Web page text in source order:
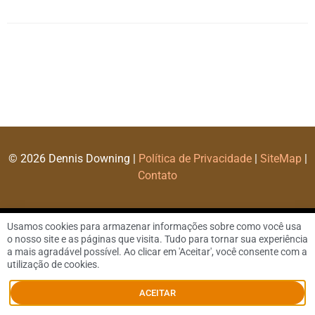
© 2026 Dennis Downing | Política de Privacidade| SiteMap|
Contato
Usamos cookies para armazenar informações sobre como você usa
o nosso site e as páginas que visita. Tudo para tornar sua experiência
a mais agradável possível. Ao clicar em 'Aceitar', você consente com a
utilização de cookies.
ACEITAR